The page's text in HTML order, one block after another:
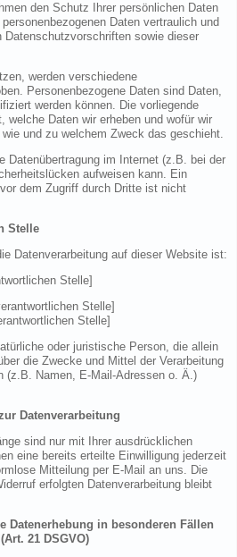
den Schutz Ihrer persönlichen Daten
Daten vertraulich und
Datenschutzvorschriften sowie dieser
werden verschiedene
Personenbezogene Daten sind Daten,
werden können. Die vorliegende
welche Daten wir erheben und wofür wir
und zu welchem Zweck das geschieht.
Datenübertragung im Internet (z.B. bei der
aufweisen kann. Ein
dem Zugriff durch Dritte ist nicht
Stelle
Datenverarbeitung auf dieser Website ist:
Stelle]
Stelle]
Stelle]
oder juristische Person, die allein
die Zwecke und Mittel der Verarbeitung
(z.B. Namen, E-Mail-Adressen o. Ä.)
Datenverarbeitung
sind nur mit Ihrer ausdrücklichen
eine bereits erteilte Einwilligung jederzeit
Mitteilung per E-Mail an uns. Die
erfolgten Datenverarbeitung bleibt
Datenerhebung in besonderen Fällen
21 DSGVO)